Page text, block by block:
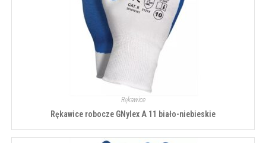
Rękawice
Rękawice robocze GNylex A 11 biało-niebieskie